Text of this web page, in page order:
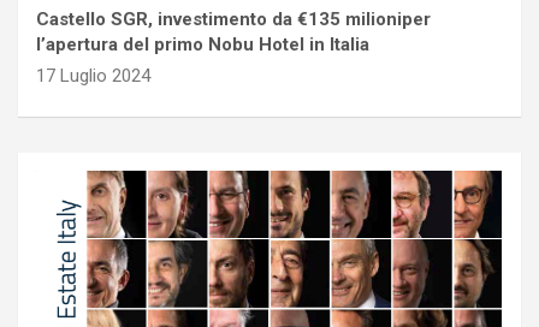
Castello SGR, investimento da €135 milioniper
l’apertura del primo Nobu Hotel in Italia
17 Luglio 2024